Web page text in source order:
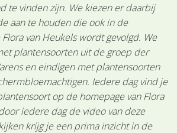
te vinden zijn. We kiezen er daarbij
aan te houden die ook in de
van Heukels wordt gevolgd. We
plantensoorten uit de groep der
en eindigen met plantensoorten
Iedere dag vind je
op de homepage van Flora
iedere dag de video van deze
krijg je een prima inzicht in de